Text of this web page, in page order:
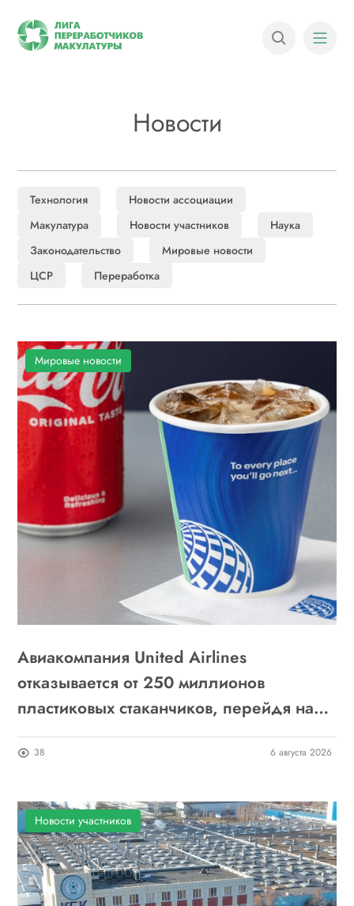
Новости
Технология
Новости ассоциации
Макулатура
Новости участников
Наука
Законодательство
Мировые новости
ЦСР
Переработка
Мировые новости
Авиакомпания United Airlines
отказывается от 250 миллионов
пластиковых стаканчиков, перейдя на
бумажные
38 6 августа 2026
Новости участников